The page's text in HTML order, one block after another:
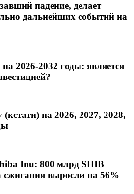
падение, делает
дальнейших событий на
2026-2032 годы: является
на 2026, 2027, 2028,
Inu: 800 млрд SHIB
сжигания выросли на 56%